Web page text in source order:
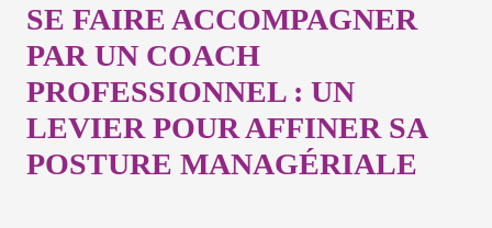
SE FAIRE ACCOMPAGNER
PAR UN COACH
PROFESSIONNEL : UN
LEVIER POUR AFFINER SA
POSTURE MANAGÉRIALE